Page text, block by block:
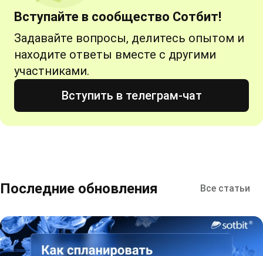
Вступайте в сообщество Сотбит!
Задавайте вопросы, делитесь опытом и
находите ответы вместе с другими
участниками.
Вступить в телеграм-чат
Последние обновления Все статьи